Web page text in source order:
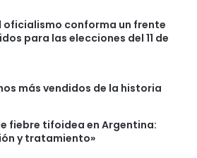
oficialismo conforma un frente
para las elecciones del 11 de
más vendidos de la historia
fiebre tifoidea en Argentina:
y tratamiento»